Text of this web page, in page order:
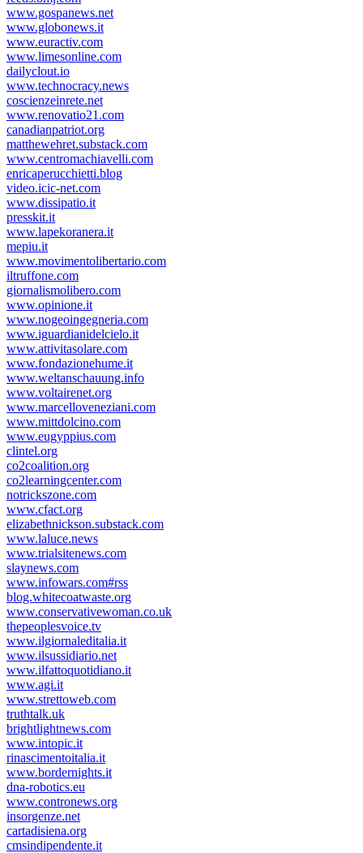
www.gospanews.net
www.globonews.it
www.euractiv.com
www.limesonline.com
dailyclout.io
www.technocracy.news
coscienzeinrete.net
www.renovatio21.com
canadianpatriot.org
matthewehret.substack.com
www.centromachiavelli.com
enricaperucchietti.blog
video.icic-net.com
www.dissipatio.it
presskit.it
www.lapekoranera.it
mepiu.it
www.movimentolibertario.com
iltruffone.com
giornalismolibero.com
www.opinione.it
www.nogeoingegneria.com
www.iguardianidelcielo.it
www.attivitasolare.com
www.fondazionehume.it
www.weltanschauung.info
www.voltairenet.org
www.marcelloveneziani.com
www.mittdolcino.com
www.eugyppius.com
clintel.org
co2coalition.org
co2learningcenter.com
notrickszone.com
www.cfact.org
elizabethnickson.substack.com
www.laluce.news
www.trialsitenews.com
slaynews.com
www.infowars.com#rss
blog.whitecoatwaste.org
www.conservativewoman.co.uk
thepeoplesvoice.tv
www.ilgiornaleditalia.it
www.ilsussidiario.net
www.ilfattoquotidiano.it
www.agi.it
www.strettoweb.com
truthtalk.uk
brightlightnews.com
www.intopic.it
rinascimentoitalia.it
www.bordernights.it
dna-robotics.eu
www.contronews.org
insorgenze.net
cartadisiena.org
cmsindipendente.it